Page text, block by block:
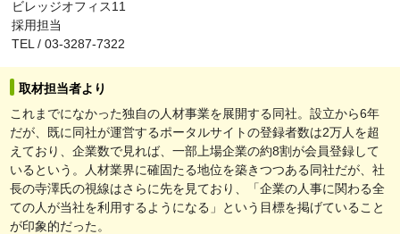
ビレッジオフィス11
採用担当
TEL / 03-3287-7322
取材担当者より
これまでになかった独自の人材事業を展開する同社。設立から6年
だが、既に同社が運営するポータルサイトの登録者数は2万人を超
えており、企業数で見れば、一部上場企業の約8割が会員登録して
いるという。人材業界に確固たる地位を築きつつある同社だが、社
長の寺澤氏の視線はさらに先を見ており、「企業の人事に関わる全
ての人が当社を利用するようになる」という目標を掲げていること
が印象的だった。